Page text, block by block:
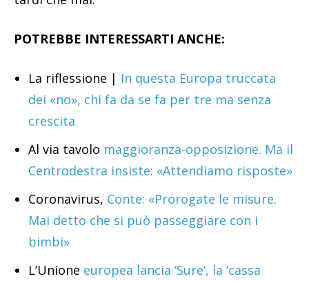
POTREBBE INTERESSARTI ANCHE:
La riflessione | In questa Europa truccata
dei «no», chi fa da se fa per tre ma senza
crescita
Al via tavolo maggioranza-opposizione. Ma il
Centrodestra insiste: «Attendiamo risposte»
Coronavirus, Conte: «Prorogate le misure.
Mai detto che si può passeggiare con i
bimbi»
L’Unione europea lancia ‘Sure’, la ‘cassa